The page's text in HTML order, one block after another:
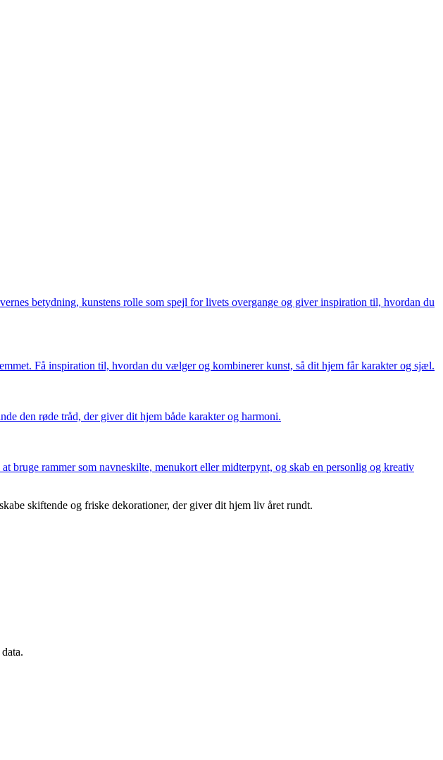
betydning, kunstens rolle som spejl for livets overgange og giver inspiration til, hvordan du
Få inspiration til, hvordan du vælger og kombinerer kunst, så dit hjem får karakter og sjæl.
den røde tråd, der giver dit hjem både karakter og harmoni.
rammer som navneskilte, menukort eller midterpynt, og skab en personlig og kreativ
skiftende og friske dekorationer, der giver dit hjem liv året rundt.